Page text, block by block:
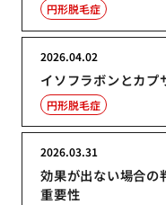
円形脱毛症
イソフラボンとカプ
2026.04.02
円形脱毛症
効果が出ない場合の
重要性
2026.03.31